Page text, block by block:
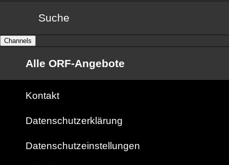
Suche
Channels
Alle ORF-Angebote
Kontakt
Datenschutzerklärung
Datenschutzeinstellungen